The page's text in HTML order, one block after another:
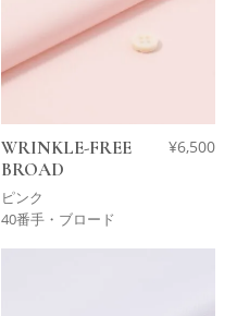
WRINKLE-FREE
BROAD
ピンク
¥6,500
40番手・ブロード